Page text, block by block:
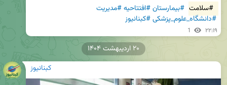
#سلامت #بیمارستان#افتتاحیه#مدیریت
#دانشگاه_علوم_پزشکی#کبنانیوز
1 ۲۲:۱۹
کبنانیوز
۲۰ اردیبهشت ۱۴۰۴